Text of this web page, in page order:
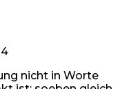
nicht in Worte